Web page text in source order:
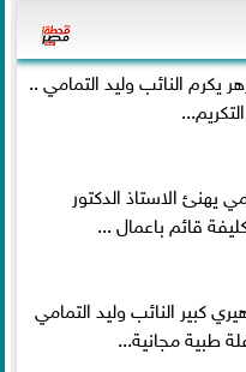
يكرم النائب وليد التمامي ..
يهنئ الاستاذ الدكتور
قائم باعمال ...
كبير النائب وليد التمامي
طبية مجانية...